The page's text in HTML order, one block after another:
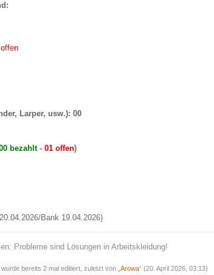
offen
Larper, usw.): 00
bezahlt-01 offen)
Bank 19.04.2026)
Probleme sind Lösungen in Arbeitskleidung!
bereits 2 mal editiert, zuletzt von „Arowa“ (20. April 2026, 03:13)